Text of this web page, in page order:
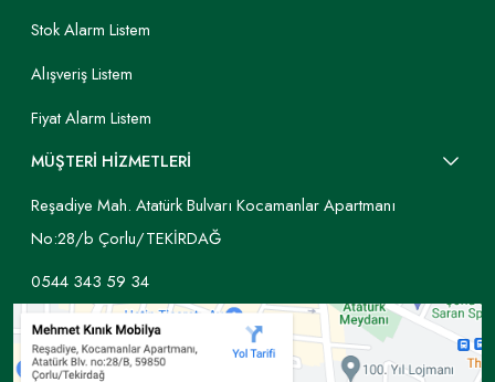
Stok Alarm Listem
Alışveriş Listem
Fiyat Alarm Listem
MÜŞTERİ HİZMETLERİ
Reşadiye Mah. Atatürk Bulvarı Kocamanlar Apartmanı
No:28/b Çorlu/TEKİRDAĞ
0544 343 59 34